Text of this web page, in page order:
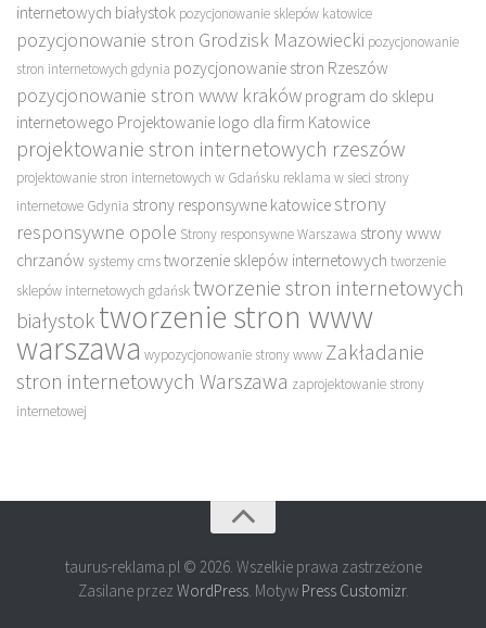
internetowych białystok pozycjonowanie sklepów katowice
pozycjonowanie stron Grodzisk Mazowiecki pozycjonowanie
stron internetowych gdynia pozycjonowanie stron Rzeszów
pozycjonowanie stron www kraków program do sklepu
internetowego Projektowanie logo dla firm Katowice
projektowanie stron internetowych rzeszów
projektowanie stron internetowych w Gdańsku reklama w sieci strony
internetowe Gdynia strony responsywne katowice strony
responsywne opole Strony responsywne Warszawa strony www
chrzanów systemy cmstworzenie sklepów internetowych tworzenie
sklepów internetowych gdańsktworzenie stron internetowych
białystok tworzenie stron www
warszawa wypozycjonowanie strony www Zakładanie
stron internetowych Warszawa zaprojektowanie strony
internetowej
taurus-reklama.pl © 2026. Wszelkie prawa zastrzeżone
Zasilane przez WordPress. Motyw Press Customizr.